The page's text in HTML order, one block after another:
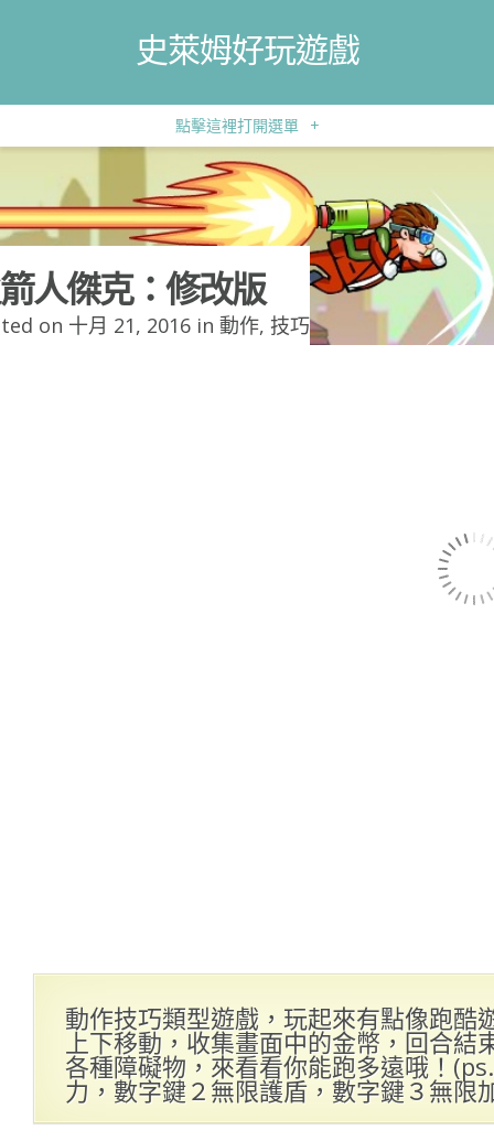
史萊姆好玩遊戲
點擊這裡打開選單 +
人傑克：修改版
on 十月 21, 2016 in 動作, 技巧
動作技巧類型遊戲，玩起來有點像跑酷
上下移動，收集畫面中的金幣，回合
各種障礙物，來看看你能跑多遠哦！
力，數字鍵２無限護盾，數字鍵３無限